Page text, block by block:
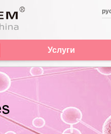
Услуги